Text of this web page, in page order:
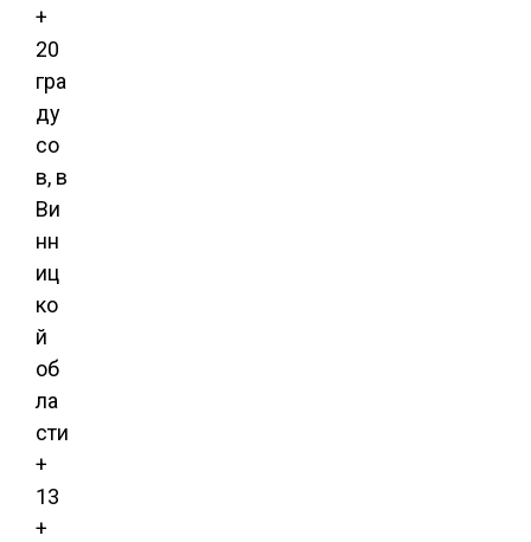
+
20
гра
ду
со
в, в
Ви
нн
иц
ко
й
об
ла
сти
+
13
+